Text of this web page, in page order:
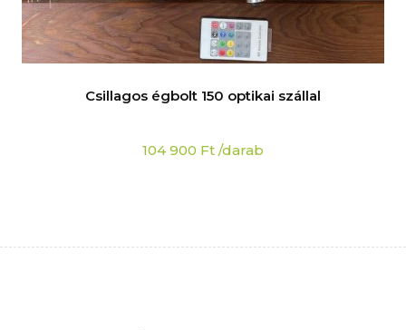
Csillagos égbolt 150 optikai szállal
104 900 Ft /darab